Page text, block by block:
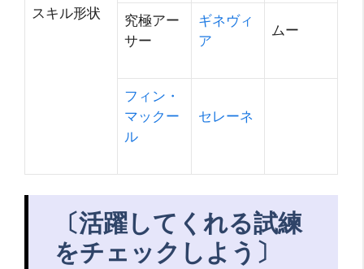
スキル形状
究極アー
サー
ギネヴィ
ア
ムー
フィン・
マックー
ル
セレーネ
〔活躍してくれる試練
をチェックしよう〕